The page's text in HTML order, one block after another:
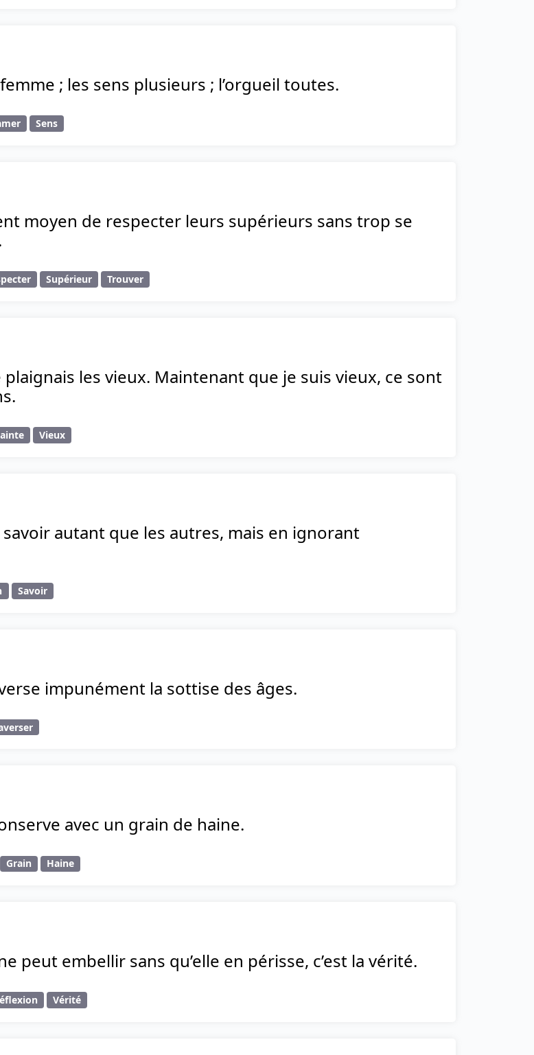
; les sens plusieurs ; l’orgueil toutes.
Sens
moyen de respecter leurs supérieurs sans trop se
Supérieur Trouver
plaignais les vieux. Maintenant que je suis vieux, ce sont
Vieux
savoir autant que les autres, mais en ignorant
Savoir
impunément la sottise des âges.
avec un grain de haine.
Grain Haine
peut embellir sans qu’elle en périsse, c’est la vérité.
Vérité